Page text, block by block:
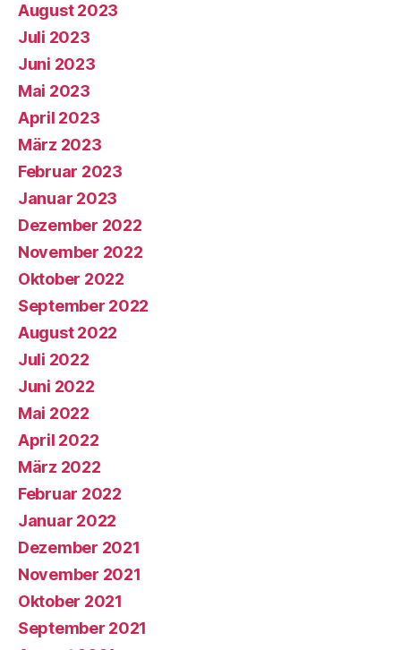
August 2023
Juli 2023
Juni 2023
Mai 2023
April 2023
März 2023
Februar 2023
Januar 2023
Dezember 2022
November 2022
Oktober 2022
September 2022
August 2022
Juli 2022
Juni 2022
Mai 2022
April 2022
März 2022
Februar 2022
Januar 2022
Dezember 2021
November 2021
Oktober 2021
September 2021